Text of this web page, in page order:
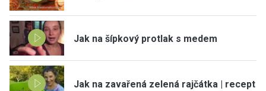
Jak na šípkový protlak s medem
Jak na zavařená zelená rajčátka | recept